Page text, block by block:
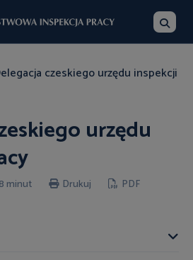
czeskiego urzędu inspekcji
urzędu
minut Drukuj PDF
Szukaj